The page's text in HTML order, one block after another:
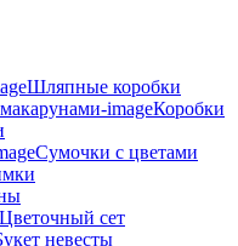
Шляпные коробки
Коробки
Сумочки с цветами
Цветочный сет
невесты